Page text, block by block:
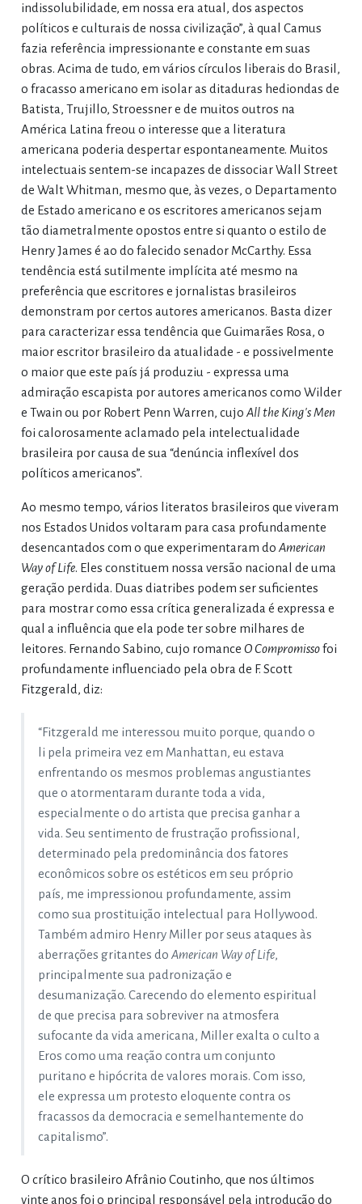
indissolubilidade, em nossa era atual, dos aspectos
políticos e culturais de nossa civilização”, à qual Camus
fazia referência impressionante e constante em suas
obras. Acima de tudo, em vários círculos liberais do Brasil,
o fracasso americano em isolar as ditaduras hediondas de
Batista, Trujillo, Stroessner e de muitos outros na
América Latina freou o interesse que a literatura
americana poderia despertar espontaneamente. Muitos
intelectuais sentem-se incapazes de dissociar Wall Street
de Walt Whitman, mesmo que, às vezes, o Departamento
de Estado americano e os escritores americanos sejam
tão diametralmente opostos entre si quanto o estilo de
Henry James é ao do falecido senador McCarthy. Essa
tendência está sutilmente implícita até mesmo na
preferência que escritores e jornalistas brasileiros
demonstram por certos autores americanos. Basta dizer
para caracterizar essa tendência que Guimarães Rosa, o
maior escritor brasileiro da atualidade - e possivelmente
o maior que este país já produziu - expressa uma
admiração escapista por autores americanos como Wilder
e Twain ou por Robert Penn Warren, cujo All the King's Men
foi calorosamente aclamado pela intelectualidade
brasileira por causa de sua “denúncia inflexível dos
políticos americanos”.
Ao mesmo tempo, vários literatos brasileiros que viveram
nos Estados Unidos voltaram para casa profundamente
desencantados com o que experimentaram do American
Way of Life. Eles constituem nossa versão nacional de uma
geração perdida. Duas diatribes podem ser suficientes
para mostrar como essa crítica generalizada é expressa e
qual a influência que ela pode ter sobre milhares de
leitores. Fernando Sabino, cujo romance O Compromissofoi
profundamente influenciado pela obra de F. Scott
Fitzgerald, diz:
“Fitzgerald me interessou muito porque, quando o
li pela primeira vez em Manhattan, eu estava
enfrentando os mesmos problemas angustiantes
que o atormentaram durante toda a vida,
especialmente o do artista que precisa ganhar a
vida. Seu sentimento de frustração profissional,
determinado pela predominância dos fatores
econômicos sobre os estéticos em seu próprio
país, me impressionou profundamente, assim
como sua prostituição intelectual para Hollywood.
Também admiro Henry Miller por seus ataques às
aberrações gritantes do American Way of Life,
principalmente sua padronização e
desumanização. Carecendo do elemento espiritual
de que precisa para sobreviver na atmosfera
sufocante da vida americana, Miller exalta o culto a
Eros como uma reação contra um conjunto
puritano e hipócrita de valores morais. Com isso,
ele expressa um protesto eloquente contra os
fracassos da democracia e semelhantemente do
capitalismo”.
O crítico brasileiro Afrânio Coutinho, que nos últimos
vinte anos foi o principal responsável pela introdução do